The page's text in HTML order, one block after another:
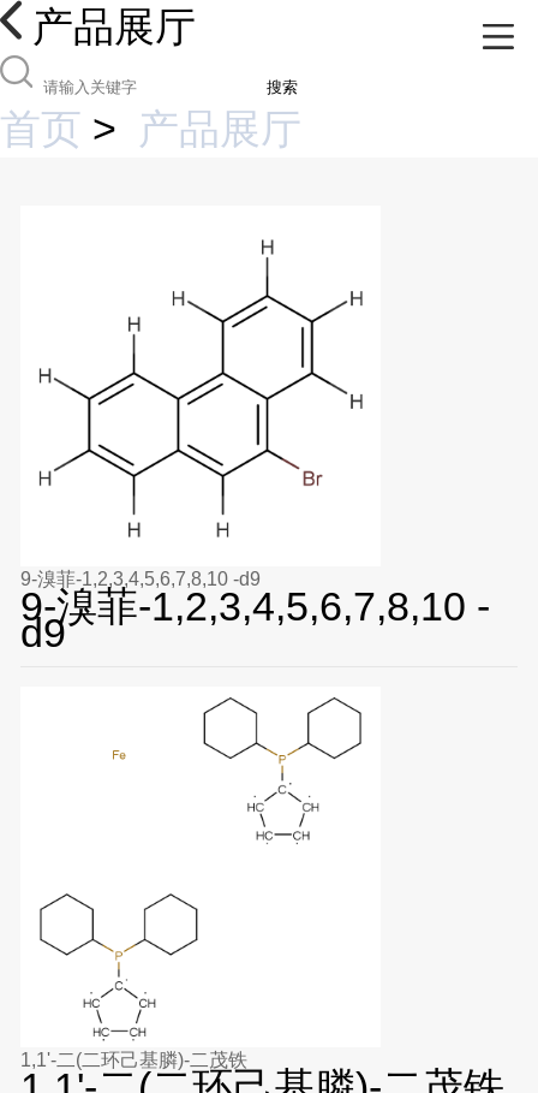
产品展厅
搜索
首页 > 产品展厅
9-溴菲-1,2,3,4,5,6,7,8,10 -d9
9-溴菲-1,2,3,4,5,6,7,8,10 -
d9
1,1'-二(二环己基膦)-二茂铁